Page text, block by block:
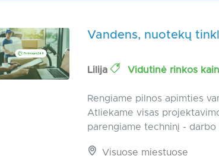
Vandens, nuotekų
Lilija Vidutinė rinkos
Rengiame pilnos apimties
Atliekame visas
parengiame techninį -
Visuose miestuose